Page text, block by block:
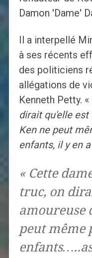
Damon 'Dame'
Il a interpellé
à ses récents
des politiciens
allégations de
Kenneth Petty. «
dirait qu'elle
Ken ne peut
enfants, il y en
« Cette
truc, on
amoureuse
peut même